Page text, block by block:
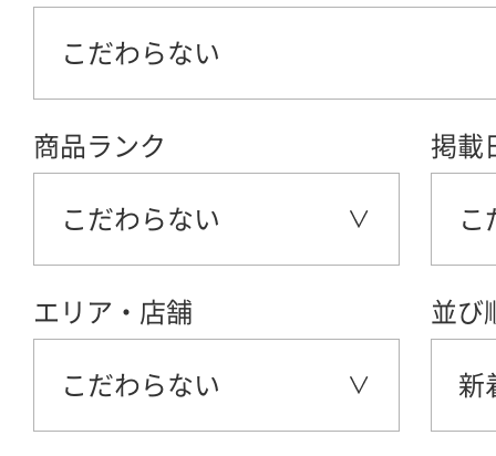
こだわらない
商品ランク
こだわらない
掲載
こ
エリア・店舗
こだわらない
並び
新